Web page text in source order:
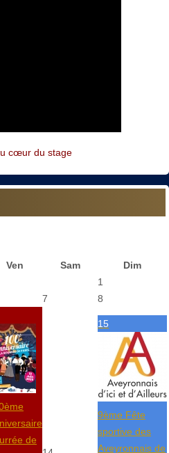
cœur du stage
Ven Sam
Dim
1
7 8
de
15
9ème Fête
sportive des
Aveyronnais de